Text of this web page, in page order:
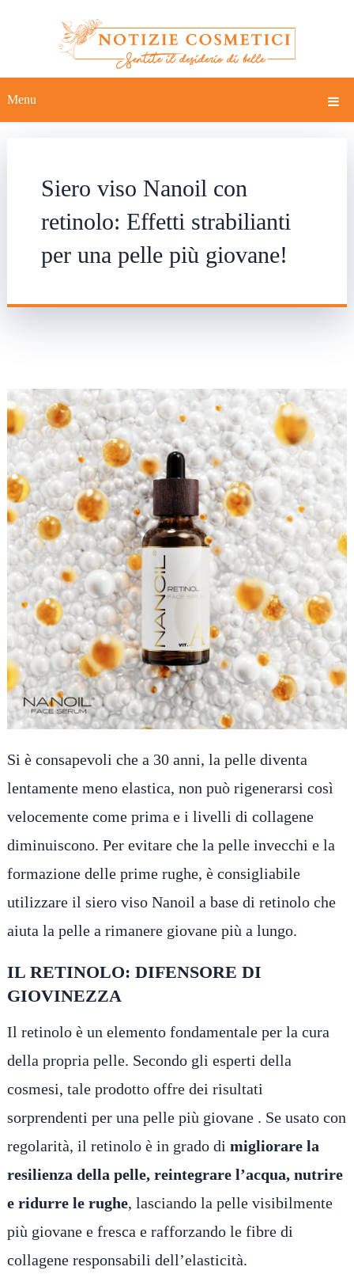
Menu
Siero viso Nanoil con
retinolo: Effetti strabilianti
per una pelle più giovane!
Si è consapevoli che a 30 anni, la pelle diventa
lentamente meno elastica, non può rigenerarsi così
velocemente come prima e i livelli di collagene
diminuiscono. Per evitare che la pelle invecchi e la
formazione delle prime rughe, è consigliabile
utilizzare il siero viso Nanoil a base di retinolo che
aiuta la pelle a rimanere giovane più a lungo.
IL RETINOLO: DIFENSORE DI
GIOVINEZZA
Il retinolo è un elemento fondamentale per la cura
della propria pelle. Secondo gli esperti della
cosmesi, tale prodotto offre dei risultati
sorprendenti per una pelle più giovane . Se usato con
regolarità, il retinolo è in grado di migliorare la
resilienza della pelle, reintegrare l’acqua, nutrire
e ridurre le rughe, lasciando la pelle visibilmente
più giovane e fresca e rafforzando le fibre di
collagene responsabili dell’elasticità.